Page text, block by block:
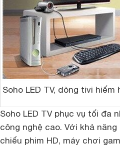
Soho LED TV, dòng tivi
Soho LED TV phục vụ tối đa
công nghệ cao. Với khả
chiếu phim HD, máy chơi